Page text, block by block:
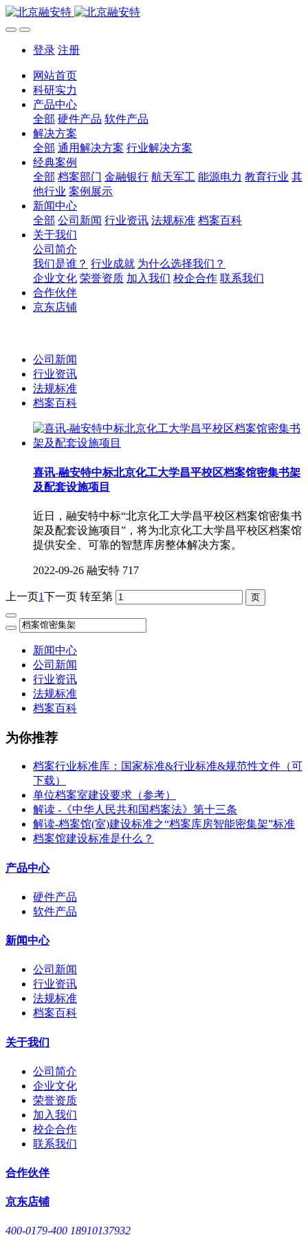
登录 注册
网站首页
科研实力
产品中心
全部 硬件产品 软件产品
解决方案
全部 通用解决方案 行业解决方案
经典案例
全部 档案部门 金融银行 航天军工 能源电力 教育行业 其
他行业 案例展示
新闻中心
全部 公司新闻 行业资讯 法规标准 档案百科
关于我们
公司简介
我们是谁？ 行业成就 为什么选择我们？
企业文化 荣誉资质 加入我们 校企合作 联系我们
合作伙伴
京东店铺
公司新闻
行业资讯
法规标准
档案百科
喜讯-融安特中标北京化工大学昌平校区档案馆密集书架
及配套设施项目
近日，融安特中标“北京化工大学昌平校区档案馆密集书
架及配套设施项目”，将为北京化工大学昌平校区档案馆
提供安全、可靠的智慧库房整体解决方案。
2022-09-26 融安特 717
上一页1下一页 转至第
新闻中心
公司新闻
行业资讯
法规标准
档案百科
为你推荐
档案行业标准库：国家标准&行业标准&规范性文件（可
下载）
单位档案室建设要求（参考）
解读 -《中华人民共和国档案法》第十三条
解读-档案馆(室)建设标准之“档案库房智能密集架”标准
档案馆建设标准是什么？
产品中心
硬件产品
软件产品
新闻中心
公司新闻
行业资讯
法规标准
档案百科
关于我们
公司简介
企业文化
荣誉资质
加入我们
校企合作
联系我们
合作伙伴
京东店铺
400-0179-400 18910137932